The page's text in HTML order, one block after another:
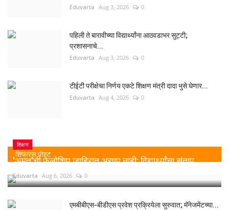
Eduvarta Aug 3, 2026 0
पहिली ते बारावीच्या विद्यार्थ्यांना आठवडाभर सुट्टी;
प्रशासनाचे...
Eduvarta Aug 3, 2026 0
टीईटी परीक्षेचा निर्णय एकटे शिक्षण मंत्री दादा भुसे घेणार...
Eduvarta Aug 4, 2026 0
शिफारस पोस्ट
शिक्षण
'अमृत'ची फेलोशिप जाहिरात अद्याप नाही; विद्यार्थ्यांचा संताप,...
Eduvarta Aug 6, 2026 0
एमबीबीएस-बीडीएस प्रवेश प्रक्रियेला सुरुवात; मॅनेजमेंटच्या...